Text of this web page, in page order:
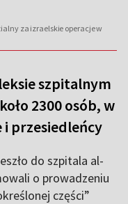
za izraelskie operacje w
szpitalnym
2300 osób, w
przesiedleńcy
do szpitala al-
o prowadzeniu
części”